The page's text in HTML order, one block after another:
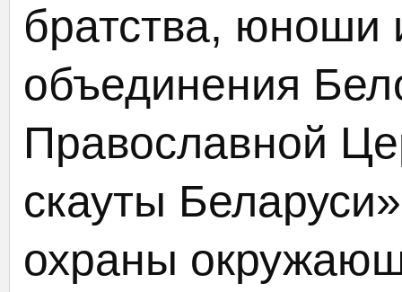
братства, юноши
объединения
Православной
скауты
охраны